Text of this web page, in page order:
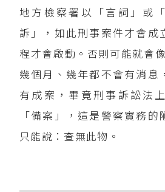
地方檢察署以「言詞」或
訴」，如此刑事案件才會成
程才會啟動。否則可能就會
幾個月、幾年都不會有消息
有成案，畢竟刑事訴訟法
「備案」，這是警察實務的
只能說：查無此物。